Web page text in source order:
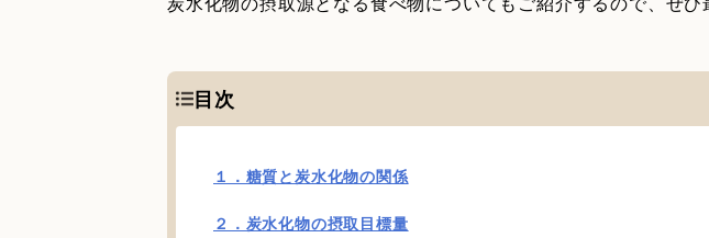
目次
１．糖質と炭水化物の関係
２．炭水化物の摂取目標量